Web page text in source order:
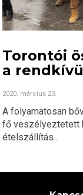
Torontói
a
2020. március 23.
A folyamatosan
fő veszélyeztetett
ételszállítás...